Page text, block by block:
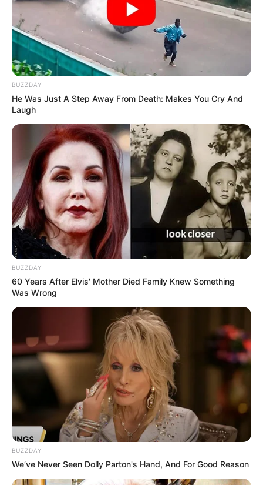
Bikin Ngakak, 10 Potret
Cosplay Murah Pakai Bahan
Seadanya
Anti Mainstream, 10 Cara
Membawa Barang Belanjaan
Versi Warga Thailand
Langka Banget! 10 Pose Lucu
Katak yang Bikin Ketawa
Gemes
BUZZDAY
He Was Just A Step Away From Death: Makes You Cry And
Laugh
BUZZDAY
60 Years After Elvis' Mother Died Family Knew Something
Was Wrong
BUZZDAY
We’ve Never Seen Dolly Parton's Hand, And For Good Reason